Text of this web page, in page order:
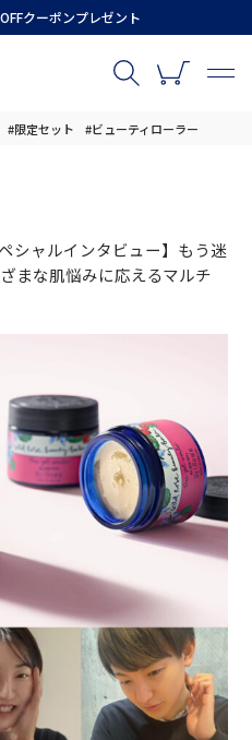
クーポンプレゼント
#限定セット #ビューティローラー
シャルインタビュー】もう迷
まな肌悩みに応えるマルチ